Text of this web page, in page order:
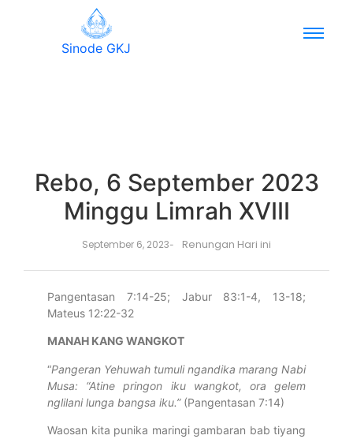
Sinode GKJ
Rebo, 6 September 2023
Minggu Limrah XVIII
September 6, 2023- Renungan Hari ini
Pangentasan 7:14-25; Jabur 83:1-4, 13-18;
Mateus 12:22-32
MANAH KANG WANGKOT
“Pangeran Yehuwah tumuli ngandika marang Nabi
Musa: “Atine pringon iku wangkot, ora gelem
nglilani lunga bangsa iku.”(Pangentasan 7:14)
Waosan kita punika maringi gambaran bab tiyang